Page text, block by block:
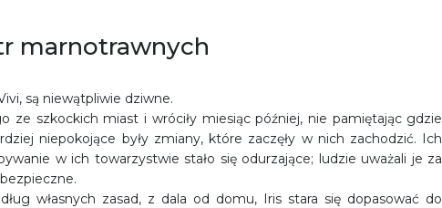
marnotrawnych
są niewątpliwie dziwne.
ze szkockich miast i wróciły miesiąc później, nie pamiętając gdzie
niepokojące były zmiany, które zaczęły w nich zachodzić. Ich
w ich towarzystwie stało się odurzające; ludzie uważali je za
własnych zasad, z dala od domu, Iris stara się dopasować do